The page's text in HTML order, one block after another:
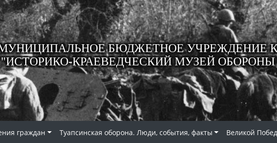
БЮДЖЕТНОЕ УЧРЕЖДЕНИЕ
"ИСТОРИКО-КРАЕВЕДЧЕСКИЙ МУЗЕЙ ОБОРОНЫ
граждан Туапсинская оборона. Люди, события, факты Великой